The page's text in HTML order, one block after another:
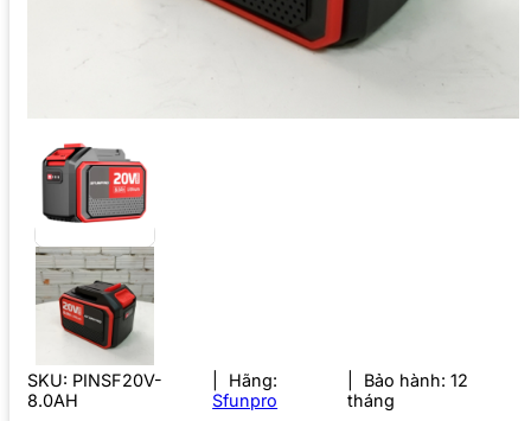
SKU: PINSF20V-
8.0AH
Hãng:
Sfunpro
Bảo hành: 12
tháng